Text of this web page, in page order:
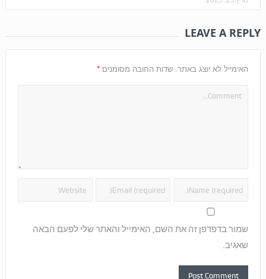
LEAVE A REPLY
האימייל לא יוצג באתר. שדות החובה מסומנים *
שמור בדפדפן זה את השם, האימייל והאתר שלי לפעם הבאה
שאגיב.